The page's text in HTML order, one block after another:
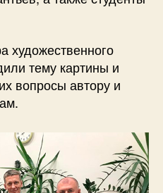
художественного
тему картины и
вопросы автору и